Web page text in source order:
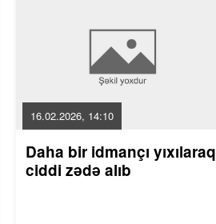
16.02.2026, 14:10
Daha bir idmançı yıxılaraq
ciddi zədə alıb